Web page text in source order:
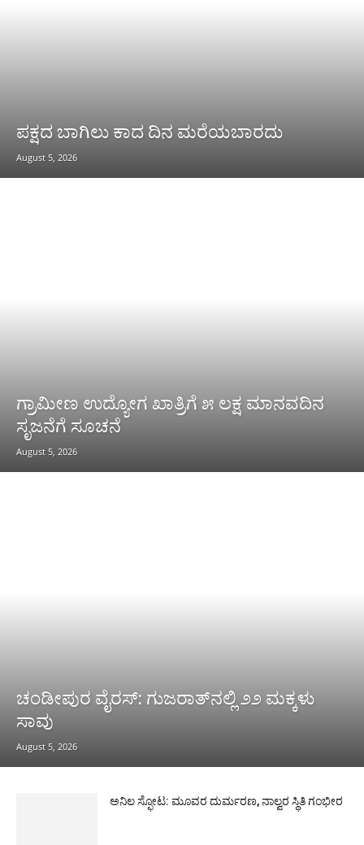
ಪಕ್ಷದ ಬಾಗಿಲು ಕಾದ ದಿನ ಮರೆಯಬಾರದು
August 5, 2026
ಗ್ರಾಮೀಣ ಉದ್ಯೋಗ ಖಾತ್ರಿಗೆ ೫ ಲಕ್ಷ ಮಾನವದಿನ
ಸೃಜನೆಗೆ ಸೂಚನೆ
August 5, 2026
ಚಂಡೀಪುರ ವೈರಸ್: ಗುಜರಾತ್‌ನಲ್ಲಿ ೨೨ ಮಕ್ಕಳು
ಸಾವು
August 5, 2026
ಅನಿಲ ಸ್ಫೋಟ: ಮೂವರ ದುರ್ಮರಣ, ನಾಲ್ವರ ಸ್ಥಿತಿ ಗಂಭೀರ